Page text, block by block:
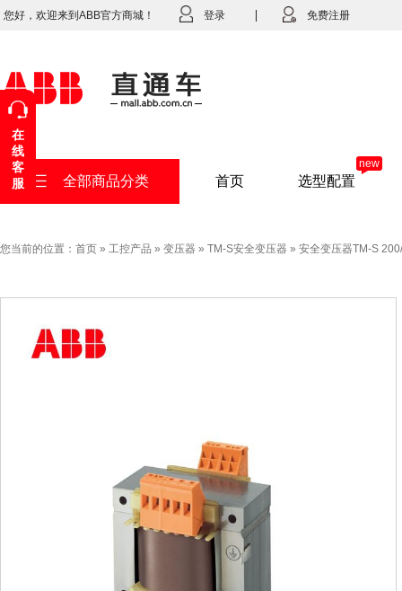
您好，欢迎来到ABB官方商城！ 登录 免费注册
全部商品分类 首页 选型配置
new
您当前的位置： 首页 » 工控产品 » 变压器 » TM-S安全变压器 » 安全变压器TM-S
在
线
客
服